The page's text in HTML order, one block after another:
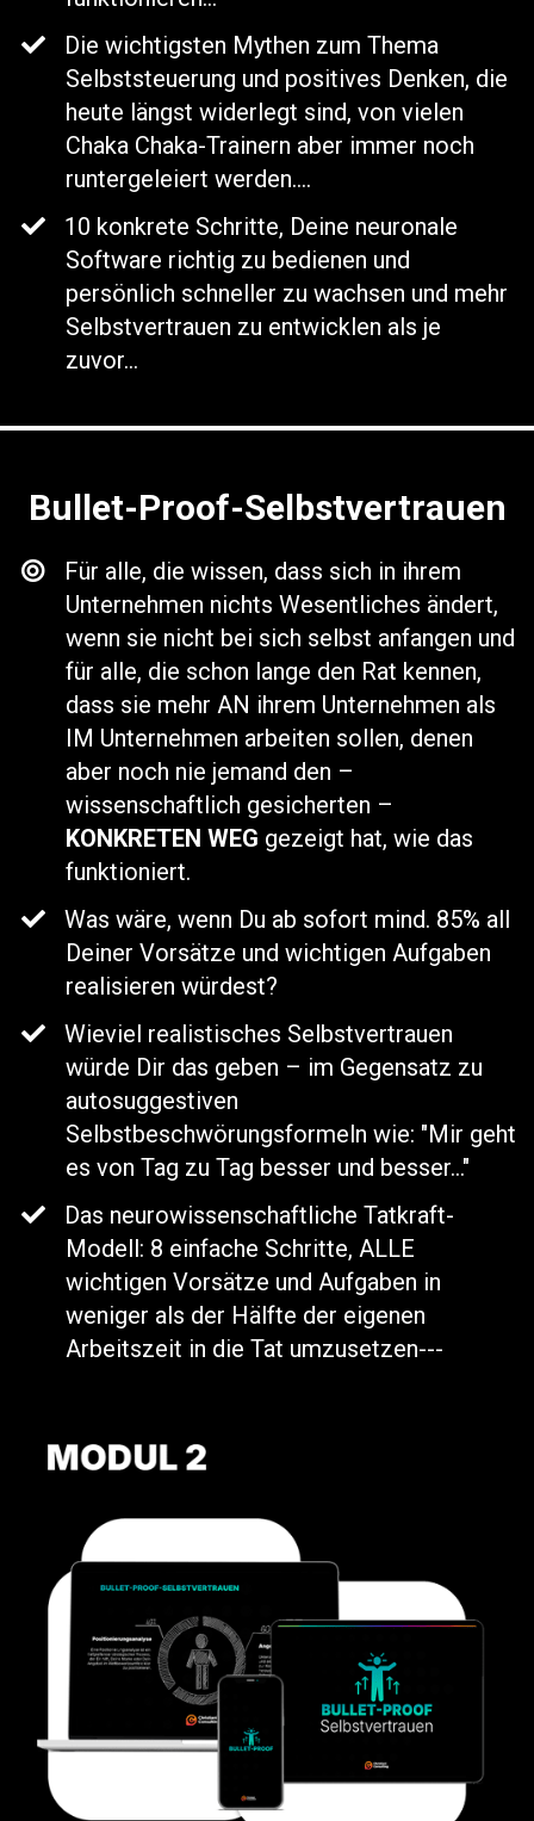
Die wichtigsten Mythen zum Thema
Selbststeuerung und positives Denken, die
heute längst widerlegt sind, von vielen
Chaka Chaka-Trainern aber immer noch
runtergeleiert werden....
​10 konkrete Schritte, Deine neuronale
Software richtig zu bedienen und
persönlich schneller zu wachsen und mehr
Selbstvertrauen zu entwicklen als je
zuvor...
Bullet-Proof-Selbstvertrauen
Für alle, die wissen, dass sich in ihrem
Unternehmen nichts Wesentliches ändert,
wenn sie nicht bei sich selbst anfangen und
für alle, die schon lange den Rat kennen,
dass sie mehr AN ihrem Unternehmen als
IM Unternehmen arbeiten sollen, denen
aber noch nie jemand den –
wissenschaftlich gesicherten –
KONKRETEN WEG gezeigt hat, wie das
funktioniert.
Was wäre, wenn Du ab sofort mind. 85% all
Deiner Vorsätze und wichtigen Aufgaben
realisieren würdest?
Wieviel realistisches Selbstvertrauen
würde Dir das geben – im Gegensatz zu
autosuggestiven
Selbstbeschwörungsformeln wie: "Mir geht
es von Tag zu Tag besser und besser..."
​Das neurowissenschaftliche Tatkraft-
Modell: 8 einfache Schritte, ALLE
wichtigen Vorsätze und Aufgaben in
weniger als der Hälfte der eigenen
Arbeitszeit in die Tat umzusetzen---